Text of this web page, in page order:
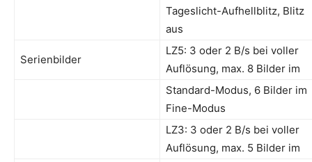
Tageslicht-Aufhellblitz, Blitz
aus
Serienbilder
LZ5: 3 oder 2 B/s bei voller
Auflösung, max. 8 Bilder im
Standard-Modus, 6 Bilder im
Fine-Modus
LZ3: 3 oder 2 B/s bei voller
Auflösung, max. 5 Bilder im